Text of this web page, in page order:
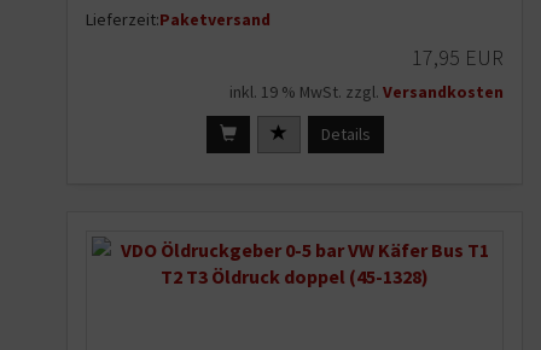
Lieferzeit:Paketversand
17,95 EUR
inkl. 19 % MwSt. zzgl. Versandkosten
Details